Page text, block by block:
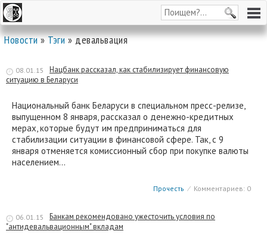
Новости»Тэги» девальвация
08.01.15
Нацбанк рассказал, как стабилизирует финансовую
ситуацию в Беларуси
Национальный банк Беларуси в специальном пресс-релизе,
выпущенном 8 января, рассказал о денежно-кредитных
мерах, которые будут им предприниматься для
стабилизации ситуации в финансовой сфере. Так, с 9
января отменяется комиссионный сбор при покупке валюты
населением…
Прочесть ⁄ Комментариев: 0
06.01.15
Банкам рекомендовано ужесточить условия по
"антидевальвационным" вкладам